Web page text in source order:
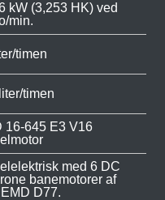
kW (3,253 HK) ved
min.
timen
timen
16-645 E3 V16
med 6 DC
banemotorer af
D77.